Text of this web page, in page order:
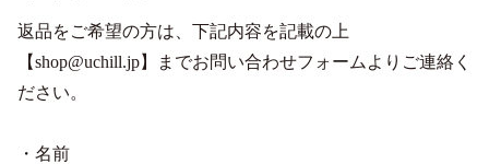
返品をご希望の方は、下記内容を記載の上
【shop@uchill.jp】までお問い合わせフォームよりご連絡く
ださい。
・名前